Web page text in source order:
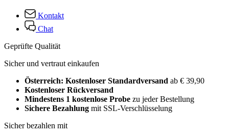
Kontakt
Chat
Geprüfte Qualität
Sicher und vertraut einkaufen
Österreich: Kostenloser Standardversand ab € 39,90
Kostenloser Rückversand
Mindestens 1 kostenlose Probe zu jeder Bestellung
Sichere Bezahlung mit SSL-Verschlüsselung
Sicher bezahlen mit